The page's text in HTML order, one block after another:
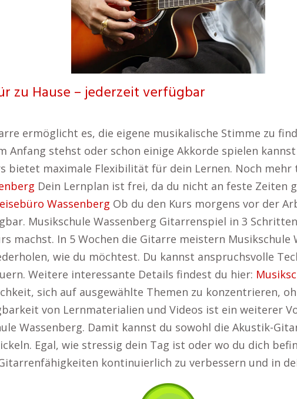
zu Hause – jederzeit verfügbar
ermöglicht es, die eigene musikalische Stimme zu
Anfang stehst oder schon einige Akkorde spielen
bietet maximale Flexibilität für dein Lernen. Noch
Dein Lernplan ist frei, da du nicht an feste Zeiten
Wassenberg Ob du den Kurs morgens vor der
Musikschule Wassenberg Gitarrenspiel in 3
machst. In 5 Wochen die Gitarre meistern Musikschule
wie du möchtest. Du kannst anspruchsvolle
Weitere interessante Details findest du hier:
sich auf ausgewählte Themen zu konzentrieren,
von Lernmaterialien und Videos ist ein weiterer
Wassenberg. Damit kannst du sowohl die Akustik-
Egal, wie stressig dein Tag ist oder wo du dich
kontinuierlich zu verbessern und in